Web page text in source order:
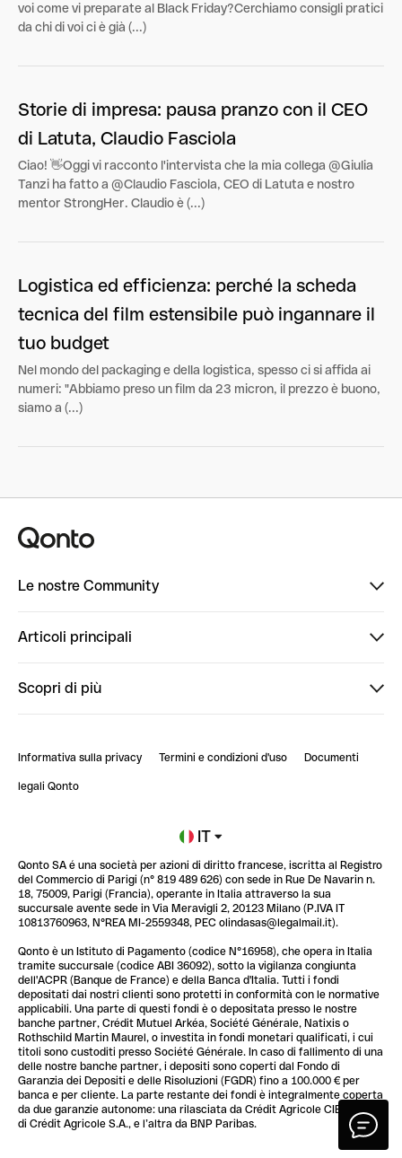
voi come vi preparate al Black Friday?Cerchiamo consigli pratici
da chi di voi ci è già (...)
Storie di impresa: pausa pranzo con il CEO
di Latuta, Claudio Fasciola
Ciao! 👋Oggi vi racconto l'intervista che la mia collega @Giulia
Tanzi ha fatto a @Claudio Fasciola, CEO di Latuta e nostro
mentor StrongHer. Claudio è (...)
Logistica ed efficienza: perché la scheda
tecnica del film estensibile può ingannare il
tuo budget
Nel mondo del packaging e della logistica, spesso ci si affida ai
numeri: "Abbiamo preso un film da 23 micron, il prezzo è buono,
siamo a (...)
Le nostre Community
PowerUp
Articoli principali
StrongHer Mentorship | Notion: come organizzare...
Scopri di più
Blog
Glossario finanziario
Informativa sulla privacy Termini e condizioni d'uso Documenti
legali Qonto
IT
Qonto SA é una società per azioni di diritto francese, iscritta al Registro
del Commercio di Parigi (n° 819 489 626) con sede in Rue De Navarin n.
18, 75009, Parigi (Francia), operante in Italia attraverso la sua
succursale avente sede in Via Meravigli 2, 20123 Milano (P.IVA IT
10813760963, N°REA MI-2559348, PEC olindasas@legalmail.it).
Qonto è un Istituto di Pagamento (codice N°16958), che opera in Italia
tramite succursale (codice ABI 36092), sotto la vigilanza congiunta
dell'ACPR (Banque de France) e della Banca d'Italia. Tutti i fondi
depositati dai nostri clienti sono protetti in conformità con le normative
applicabili. Una parte di questi fondi è o depositata presso le nostre
banche partner, Crédit Mutuel Arkéa, Société Générale, Natixis o
Rothschild Martin Maurel, o investita in fondi monetari qualificati, i cui
titoli sono custoditi presso Société Générale. In caso di fallimento di una
delle nostre banche partner, i depositi sono coperti dal Fondo di
Garanzia dei Depositi e delle Risoluzioni (FGDR) fino a 100.000 € per
banca e per cliente. La parte restante dei fondi è integralmente coperta
da due garanzie autonome: una rilasciata da Crédit Agricole CIB, filiale
di Crédit Agricole S.A., e l’altra da BNP Paribas.